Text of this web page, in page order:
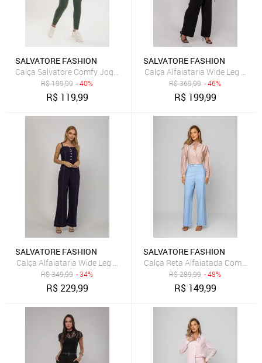
SALVATORE FASHION
Calça Salvatore Comfy Jogger Moletinho Verde
R$199,99 - 40%
R$ 119,99
SALVATORE FASHION
Calça Alfaiataria Wide Leg Com
R$369,99 - 46%
R$ 199,99
SALVATORE FASHION
Calça Alfaiataria Wide Leg Com Costura Contrastante Salvatore
R$349,99 - 34%
R$229,99
SALVATORE FASHION
Calça Reta Alfaiatada Com
R$289,99 - 48%
R$ 149,99